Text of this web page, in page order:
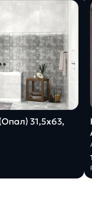
31,5х63,